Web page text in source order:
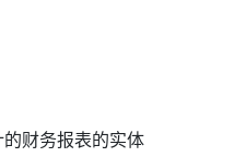
财务报表的实体